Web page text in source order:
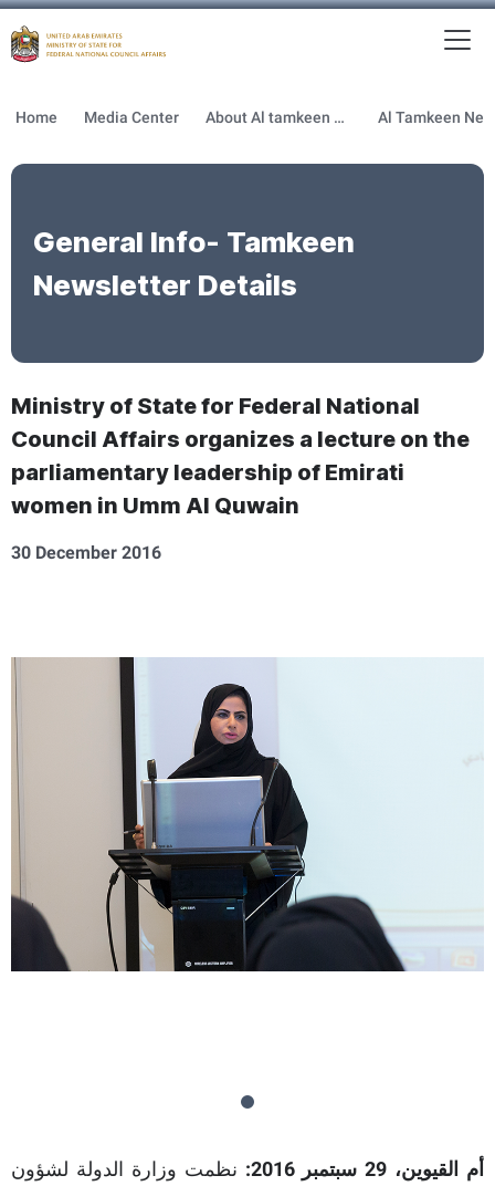
Home Media Center About Al tamkeen newsletter
General Info- Tamkeen
Newsletter Details
Ministry of State for Federal National
Council Affairs organizes a lecture on the
parliamentary leadership of Emirati
women in Umm Al Quwain
30 December 2016
أم القيوين، 29 سبتمبر 2016:
نظمت وزارة الدولة لشؤون